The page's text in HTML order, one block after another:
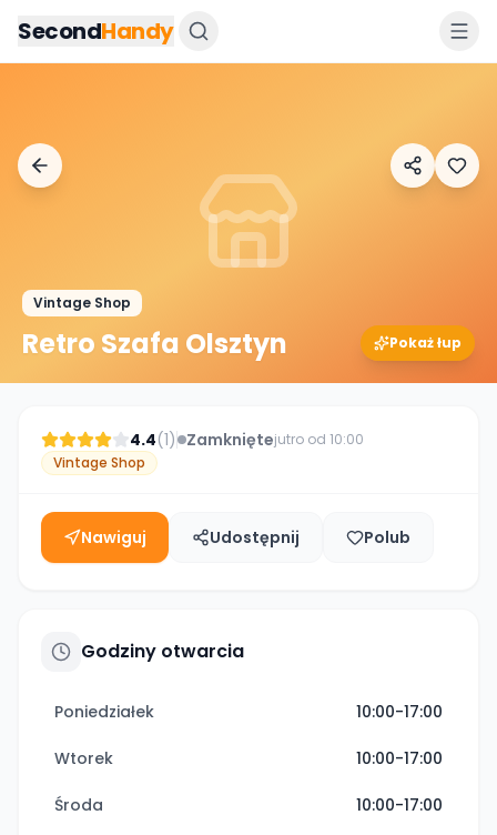
SecondHandy
Vintage Shop
Retro Szafa Olsztyn Pokaż łup
4.4(1) Zamkniętejutro od 10:00
Vintage Shop
Nawiguj Udostępnij Polub
Godziny otwarcia
Poniedziałek 10:00-17:00
Wtorek 10:00-17:00
Środa 10:00-17:00